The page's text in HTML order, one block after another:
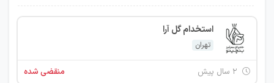
استخدام گل آرا
تهران
منقضی شده